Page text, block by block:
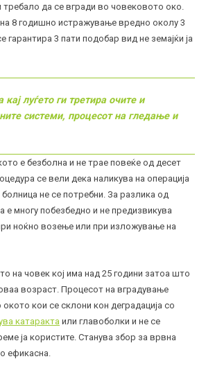
да се вгради во човековото око.
8 годишно истражување вредно околу 3
3 пати подобар вид не земајќи ја
луѓето ги третира очите и
системи, процесот на гледање и
е безболна и не трае повеќе од десет
се вели дека наликува на операција
не се потребни. За разлика од
е многу побезбедно и не предизвикува
ноќно возење или при изложување на
на човек кој има над 25 години затоа што
возраст. Процесот на вградување
кои се склони кон деградација со
катаракта или главоболки и не се
ја користите. Станува збор за врвна
ефикасна.